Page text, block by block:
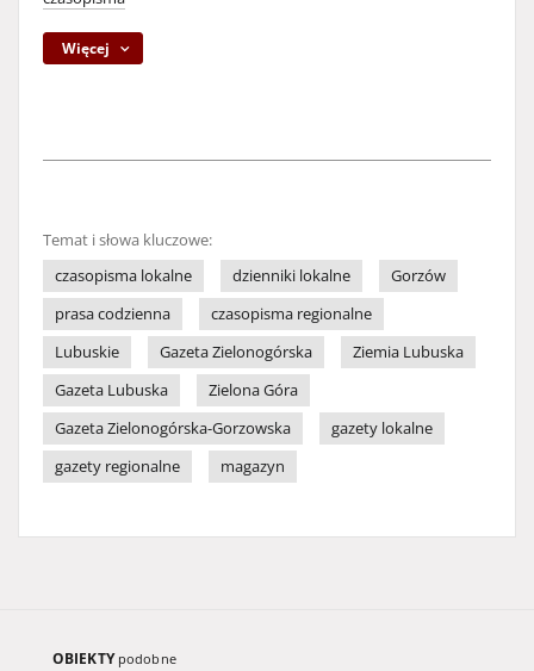
Więcej
Temat i słowa kluczowe:
czasopisma lokalne
dzienniki lokalne
Gorzów
prasa codzienna
czasopisma regionalne
Lubuskie
Gazeta Zielonogórska
Ziemia Lubuska
Gazeta Lubuska
Zielona Góra
Gazeta Zielonogórska-Gorzowska
gazety lokalne
gazety regionalne
magazyn
OBIEKTY podobne